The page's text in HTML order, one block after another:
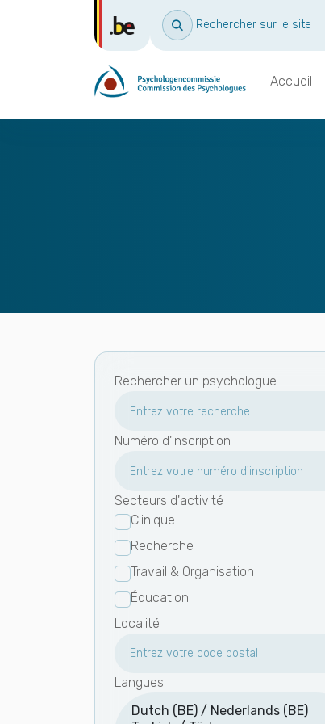
Rechercher sur le site
Accueil
Rechercher un psychologue
Numéro d'inscription
Secteurs d'activité
Clinique
Recherche
Travail & Organisation
Éducation
Localité
Langues